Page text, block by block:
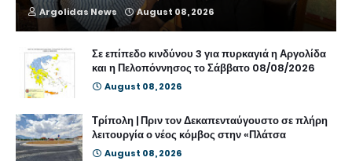
Argolidas News August 08, 2026
Σε επίπεδο κινδύνου 3 για πυρκαγιά η Αργολίδα
και η Πελοπόννησος το Σάββατο 08/08/2026
August 08, 2026
Τρίπολη | Πριν τον Δεκαπενταύγουστο σε πλήρη
λειτουργία ο νέος κόμβος στην «Πλάτσα
August 08, 2026